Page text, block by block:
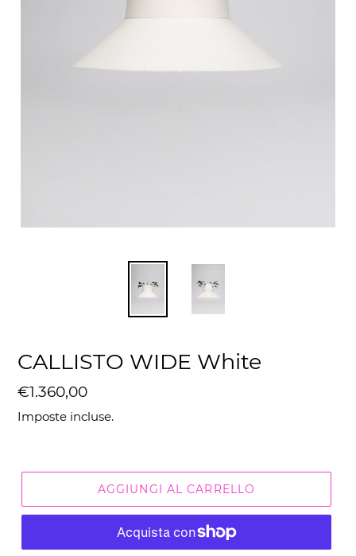
CALLISTO WIDE White
Prezzo
di
€1.360,00
Imposte incluse.
AGGIUNGI AL CARRELLO